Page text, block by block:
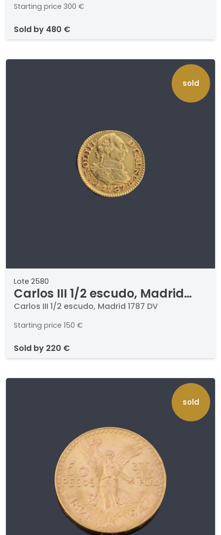
Starting price 300 €
sold by 480 €
sold
Lote 2580
Carlos III 1/2 escudo, Madrid
1787 DV
Carlos III 1/2 escudo, Madrid 1787 DV
Starting price 150 €
sold by 220 €
sold